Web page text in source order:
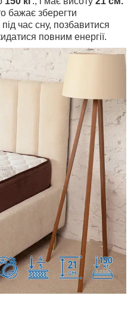
бажає зберегти
час сну, позбавитися
повним енергії.